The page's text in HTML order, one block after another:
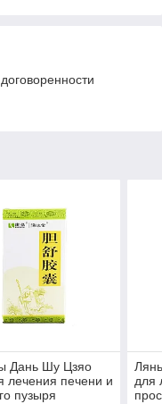
Дань Шу Цзяо
лечения печени и
пузыря
для